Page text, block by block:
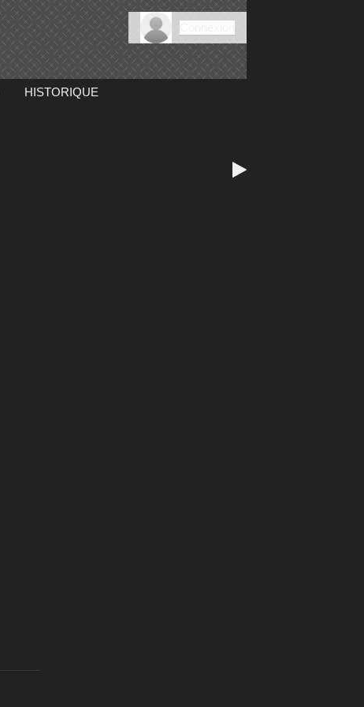
HISTORIQUE
